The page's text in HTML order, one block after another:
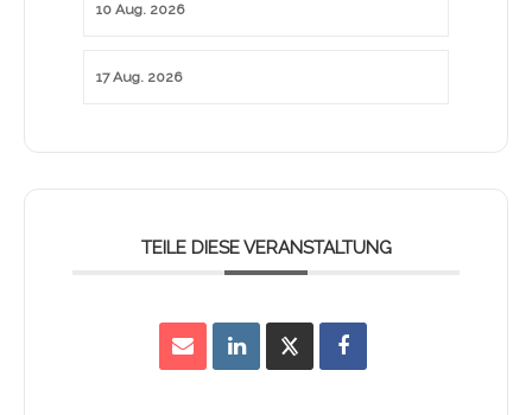
10 Aug. 2026
17 Aug. 2026
TEILE DIESE VERANSTALTUNG